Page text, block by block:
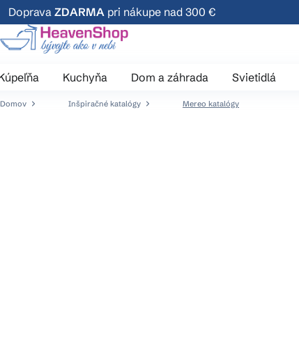
Prejsť
na
obsah
Doprava ZDARMA pri nákupe nad 300 €
Kuchyňa Dom a záhrada Svietidlá
Domov Inšpiračné katalógy Mereo katalógy